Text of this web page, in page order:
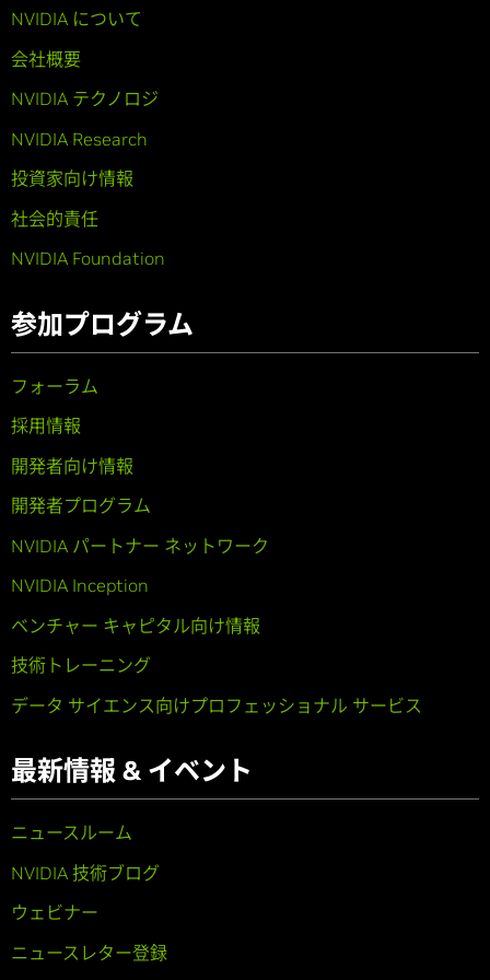
NVIDIA について
会社概要
NVIDIA テクノロジ
NVIDIA Research
投資家向け情報
社会的責任
NVIDIA Foundation
参加プログラム
フォーラム
採用情報
開発者向け情報
開発者プログラム
NVIDIA パートナー ネットワーク
NVIDIA Inception
ベンチャー キャピタル向け情報
技術トレーニング
データ サイエンス向けプロフェッショナル サービス
最新情報 & イベント
ニュースルーム
NVIDIA 技術ブログ
ウェビナー
ニュースレター登録